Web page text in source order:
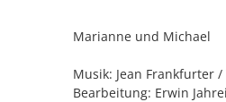
Marianne und Michael
Musik: Jean Frankfurter
Bearbeitung: Erwin